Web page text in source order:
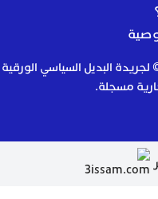
الحقوق محفوظة 2000 – 2025 © لجريدة البديل السياسي الورقية
مسجلة.